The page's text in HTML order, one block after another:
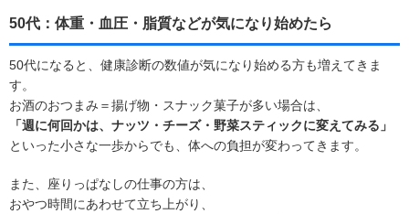
50代：体重・血圧・脂質などが気になり始めたら
50代になると、健康診断の数値が気になり始める方も増えてきま
す。
お酒のおつまみ＝揚げ物・スナック菓子が多い場合は、
「週に何回かは、ナッツ・チーズ・野菜スティックに変えてみる」
といった小さな一歩からでも、体への負担が変わってきます。
また、座りっぱなしの仕事の方は、
おやつ時間にあわせて立ち上がり、